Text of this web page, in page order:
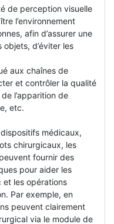
de perception visuelle
l’environnement
afin d’assurer une
d’éviter les
aux chaînes de
et contrôler la qualité
l’apparition de
etc.
médicaux,
chirurgicaux, les
fournir des
pour aider les
et les opérations
Par exemple, en
peuvent clairement
via le module de